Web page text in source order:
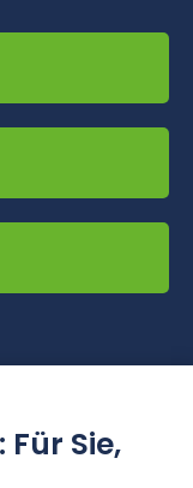
Sie,